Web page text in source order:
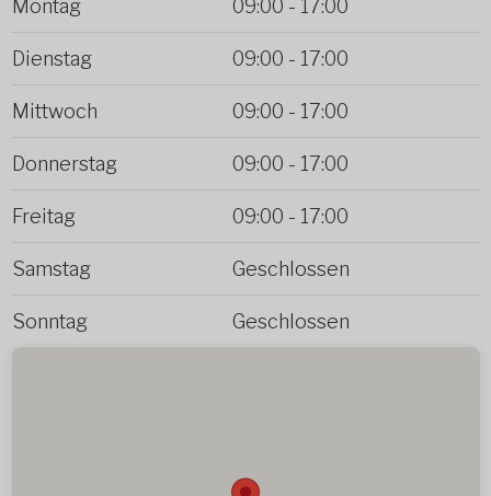
Montag
09:00 - 17:00
Dienstag 09:00 - 17:00
Mittwoch 09:00 - 17:00
Donnerstag 09:00 - 17:00
Freitag 09:00 - 17:00
Samstag Geschlossen
Sonntag Geschlossen